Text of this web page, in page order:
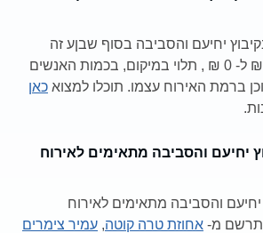
יחיעם והסביבה בסוף שבןע זה
עשויים לנוע בין 500 ₪ ל- 0 ₪ , תלוי במיקום, בכמות האנשים
ברמת האירוח עצמו. תוכלו למצוא כאן
יחיעם והסביבה מתאימים לאירוח
והסביבה מתאימים לאירוח
מ- אחוזת טרה קוטה, עמיר צימרים